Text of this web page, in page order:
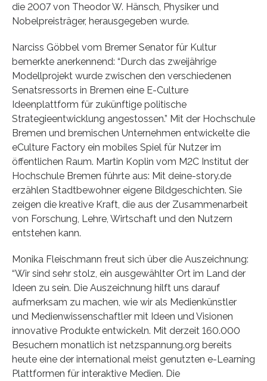
die 2007 von Theodor W. Hänsch, Physiker und
Nobelpreisträger, herausgegeben wurde.
Narciss Göbbel vom Bremer Senator für Kultur
bemerkte anerkennend: “Durch das zweijährige
Modellprojekt wurde zwischen den verschiedenen
Senatsressorts in Bremen eine E-Culture
Ideenplattform für zukünftige politische
Strategieentwicklung angestossen.” Mit der Hochschule
Bremen und bremischen Unternehmen entwickelte die
eCulture Factory ein mobiles Spiel für Nutzer im
öffentlichen Raum. Martin Koplin vom M2C Institut der
Hochschule Bremen führte aus: Mit deine-story.de
erzählen Stadtbewohner eigene Bildgeschichten. Sie
zeigen die kreative Kraft, die aus der Zusammenarbeit
von Forschung, Lehre, Wirtschaft und den Nutzern
entstehen kann.
Monika Fleischmann freut sich über die Auszeichnung:
“Wir sind sehr stolz, ein ausgewählter Ort im Land der
Ideen zu sein. Die Auszeichnung hilft uns darauf
aufmerksam zu machen, wie wir als Medienkünstler
und Medienwissenschaftler mit Ideen und Visionen
innovative Produkte entwickeln. Mit derzeit 160.000
Besuchern monatlich ist netzspannung.org bereits
heute eine der international meist genutzten e-Learning
Plattformen für interaktive Medien. Die